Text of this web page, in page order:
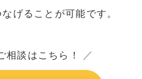
げることが可能です。
相談はこちら！ ／